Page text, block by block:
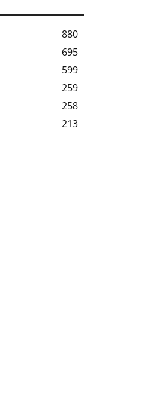
880
695
599
259
258
213